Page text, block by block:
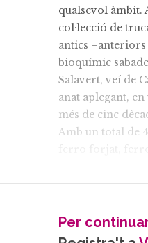
qualsevol àmbit.
col·lecció de
antics –anteriors
bioquímic
Salavert, veí de
anat aplegant,
més de cinc
Amb un total de
Mundial–,
probablement és
gran del món
Per